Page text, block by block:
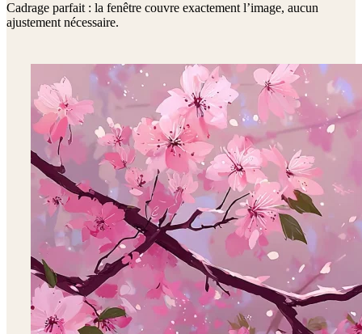
Cadrage parfait : la fenêtre couvre exactement l’image, aucun
ajustement nécessaire.